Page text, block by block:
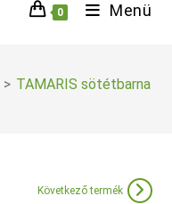
0 Menü
> TAMARIS sötétbarna
Következő termék